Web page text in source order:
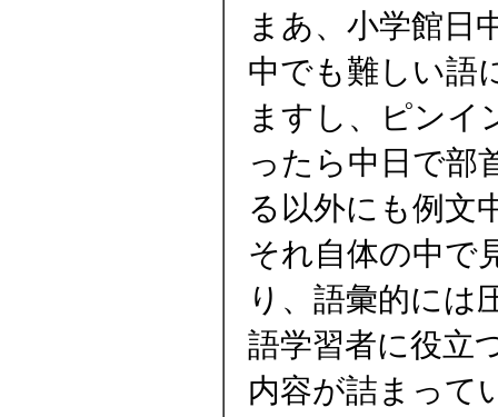
まあ、小学館日
中でも難しい語
ますし、ピンイ
ったら中日で部
る以外にも例文
それ自体の中で
り、語彙的には
語学習者に役立
内容が詰まって